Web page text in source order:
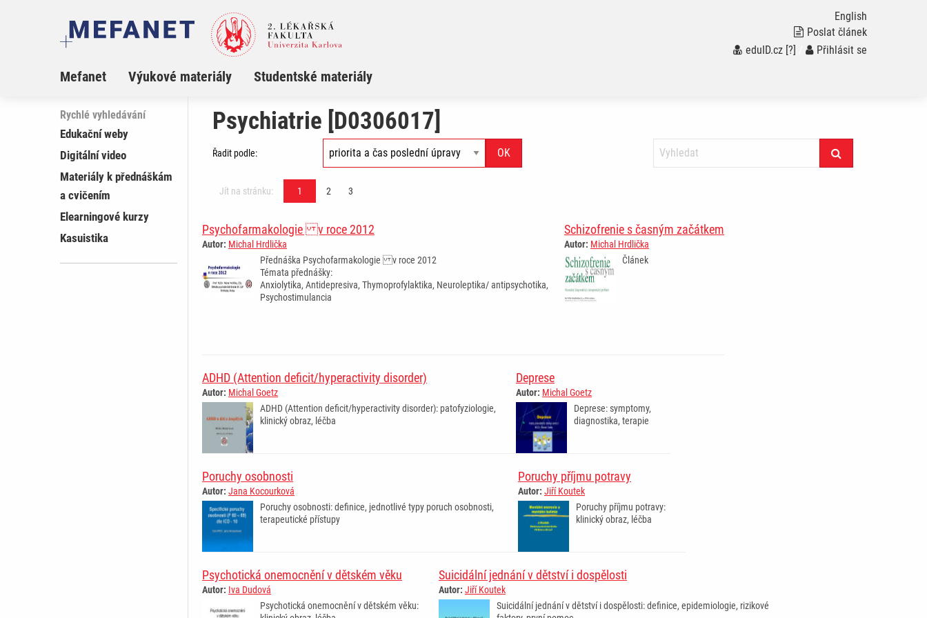
English
Poslat článek
eduID.cz [?] Přihlásit se
Mefanet Výukové materiály Studentské materiály
Rychlé vyhledávání
Edukační weby
Digitální video
Materiály k přednáškám
a cvičením
Elearningové kurzy
Kasuistika
Psychiatrie [D0306017]
Řadit podle:
Jít na stránku: 1 2 3
Psychofarmakologie v roce 2012
Autor: Michal Hrdlička
Přednáška Psychofarmakologie v roce 2012
Témata přednášky:
Anxiolytika, Antidepresiva, Thymoprofylaktika, Neuroleptika/ antipsychotika,
Psychostimulancia
Schizofrenie s časným začátkem
Autor: Michal Hrdlička
Článek
ADHD (Attention deficit/hyperactivity disorder)
Autor: Michal Goetz
ADHD (Attention deficit/hyperactivity disorder): patofyziologie,
klinický obraz, léčba
Deprese
Autor: Michal Goetz
Deprese: symptomy,
diagnostika, terapie
Poruchy osobnosti
Autor: Jana Kocourková
Poruchy osobnosti: definice, jednotlivé typy poruch osobnosti,
terapeutické přístupy
Poruchy příjmu potravy
Autor: Jiří Koutek
Poruchy příjmu potravy:
klinický obraz, léčba
Psychotická onemocnění v dětském věku
Autor: Iva Dudová
Psychotická onemocnění v dětském věku:
Suicidální jednání v dětství i dospělosti
Autor: Jiří Koutek
Suicidální jednání v dětství i dospělosti: definice, epidemiologie, rizikové